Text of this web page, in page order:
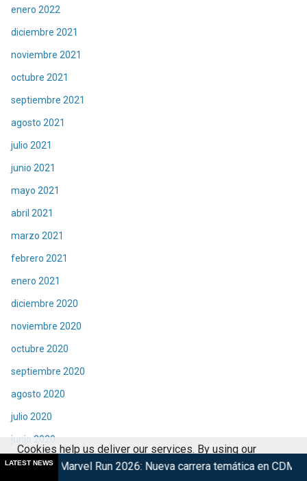
enero 2022
diciembre 2021
noviembre 2021
octubre 2021
septiembre 2021
agosto 2021
julio 2021
junio 2021
mayo 2021
abril 2021
marzo 2021
febrero 2021
enero 2021
diciembre 2020
noviembre 2020
octubre 2020
septiembre 2020
agosto 2020
julio 2020
junio 2020
mayo 2020
LATEST NEWS
Run 2026: Nueva carrera temática en CDMX Retorna The
Cookies help us deliver our services. By using our
services, you agree to our use of cookies.
Got it